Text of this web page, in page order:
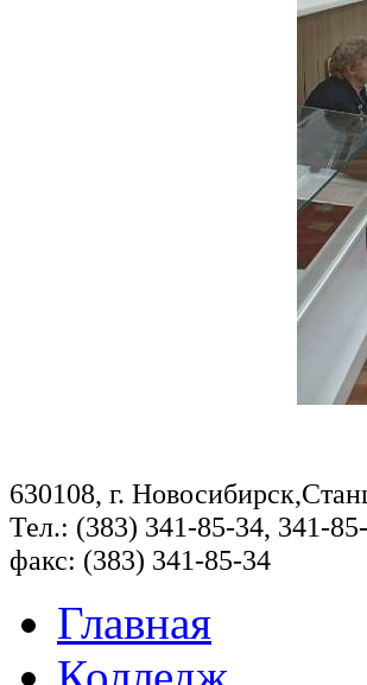
630108, г.
Тел.: (383) 341-85-34, 341-
факс: (383) 341-85-34
Главная